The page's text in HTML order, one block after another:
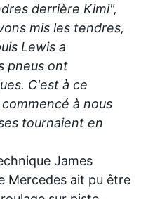
derrière Kimi",
mis les tendres,
Lewis a
pneus ont
C'est à ce
à nous
tournaient en
James
Mercedes ait pu être